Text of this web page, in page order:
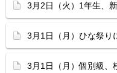
3月2日（火）1年生、
3月1日（月）ひな祭り
3月1日（月）個別級、